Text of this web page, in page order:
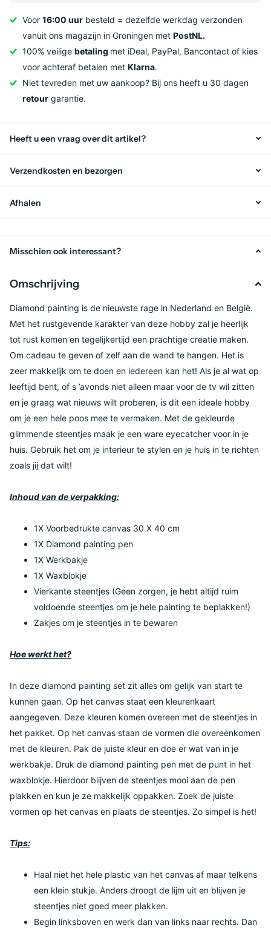
Voor 16:00 uur besteld = dezelfde werkdag verzonden
vanuit ons magazijn in Groningen met PostNL.
100% veilige betaling met iDeal, PayPal, Bancontact of kies
voor achteraf betalen met Klarna.
Niet tevreden met uw aankoop? Bij ons heeft u 30 dagen
retour garantie.
Heeft u een vraag over dit artikel?
Verzendkosten en bezorgen
Afhalen
Misschien ook interessant?
Omschrijving
Diamond painting is de nieuwste rage in Nederland en België.
Met het rustgevende karakter van deze hobby zal je heerlijk
tot rust komen en tegelijkertijd een prachtige creatie maken.
Om cadeau te geven of zelf aan de wand te hangen. Het is
zeer makkelijk om te doen en iedereen kan het! Als je al wat op
leeftijd bent, of s ’avonds niet alleen maar voor de tv wil zitten
en je graag wat nieuws wilt proberen, is dit een ideale hobby
om je een hele poos mee te vermaken. Met de gekleurde
glimmende steentjes maak je een ware eyecatcher voor in je
huis. Gebruik het om je interieur te stylen en je huis in te richten
zoals jij dat wilt!
Inhoud van de verpakking:
1X Voorbedrukte canvas 30 X 40 cm
1X Diamond painting pen
1X Werkbakje
1X Waxblokje
Vierkante steentjes (Geen zorgen, je hebt altijd ruim
voldoende steentjes om je hele painting te beplakken!)
Zakjes om je steentjes in te bewaren
Hoe werkt het?
In deze diamond painting set zit alles om gelijk van start te
kunnen gaan. Op het canvas staat een kleurenkaart
aangegeven. Deze kleuren komen overeen met de steentjes in
het pakket. Op het canvas staan de vormen die overeenkomen
met de kleuren. Pak de juiste kleur en doe er wat van in je
werkbakje. Druk de diamond painting pen met de punt in het
waxblokje. Hierdoor blijven de steentjes mooi aan de pen
plakken en kun je ze makkelijk oppakken. Zoek de juiste
vormen op het canvas en plaats de steentjes. Zo simpel is het!
Tips:
Haal niet het hele plastic van het canvas af maar telkens
een klein stukje. Anders droogt de lijm uit en blijven je
steentjes niet goed meer plakken.
Begin linksboven en werk dan van links naar rechts. Dan